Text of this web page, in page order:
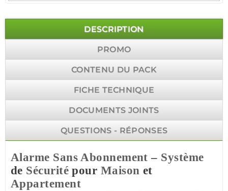
DESCRIPTION
PROMO
CONTENU DU PACK
FICHE TECHNIQUE
DOCUMENTS JOINTS
QUESTIONS - RÉPONSES
Alarme Sans Abonnement – Système
de Sécuritépour Maison et
Appartement